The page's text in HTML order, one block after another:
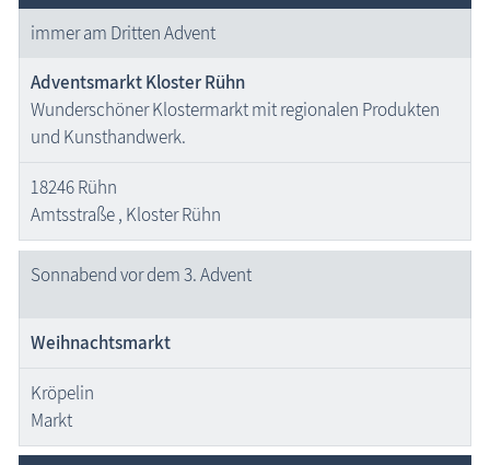
immer am Dritten Advent
Adventsmarkt Kloster Rühn
Wunderschöner Klostermarkt mit regionalen Produkten
und Kunsthandwerk.
18246 Rühn
Amtsstraße , Kloster Rühn
Sonnabend vor dem 3. Advent
Weihnachtsmarkt
Kröpelin
Markt